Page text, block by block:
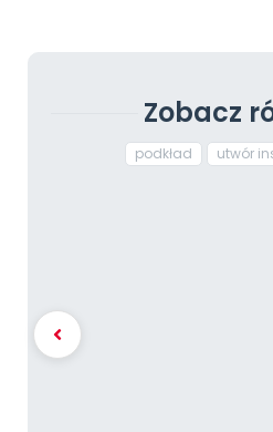
Zobacz
podkład utwór